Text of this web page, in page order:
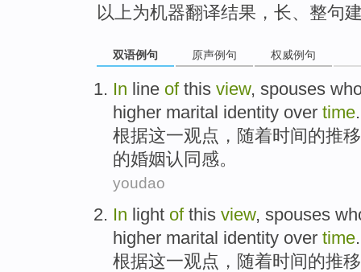
以上为机器翻译结果，长、整句
双语例句 原声例句 权威例句
In line of this view, spouses
higher marital identity over time.
根据这一观点 ， 随着时间的推
的婚姻认同感。
youdao
In light of this view, spouses
higher marital identity over time.
根据这一观点 ， 随着时间的推